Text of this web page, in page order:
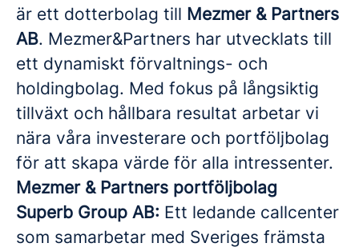
är ett dotterbolag till Mezmer & Partners
AB. Mezmer&Partners har utvecklats till
ett dynamiskt förvaltnings- och
holdingbolag. Med fokus på långsiktig
tillväxt och hållbara resultat arbetar vi
nära våra investerare och portföljbolag
för att skapa värde för alla intressenter.
Mezmer & Partners portföljbolag
Superb Group AB: Ett ledande callcenter
som samarbetar med Sveriges främsta